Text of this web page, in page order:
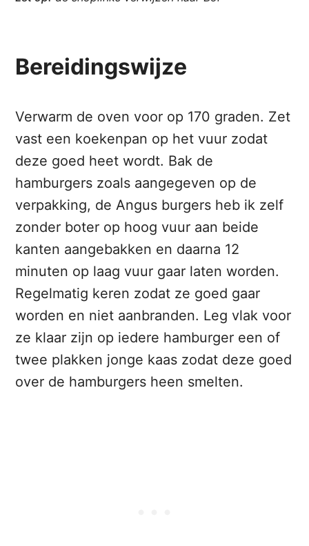
Bereidingswijze
Verwarm de oven voor op 170 graden. Zet
vast een koekenpan op het vuur zodat
deze goed heet wordt. Bak de
hamburgers zoals aangegeven op de
verpakking, de Angus burgers heb ik zelf
zonder boter op hoog vuur aan beide
kanten aangebakken en daarna 12
minuten op laag vuur gaar laten worden.
Regelmatig keren zodat ze goed gaar
worden en niet aanbranden. Leg vlak voor
ze klaar zijn op iedere hamburger een of
twee plakken jonge kaas zodat deze goed
over de hamburgers heen smelten.